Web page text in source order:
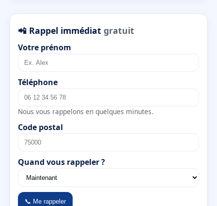
📲 Rappel immédiat gratuit
Votre prénom
Téléphone
Nous vous rappelons en quelques minutes.
Code postal
Quand vous rappeler ?
📞 Me rappeler